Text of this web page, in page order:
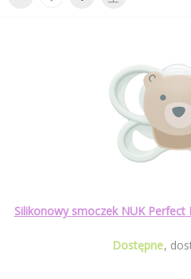
Silikonowy smoczek NUK Perfect
Dostępne